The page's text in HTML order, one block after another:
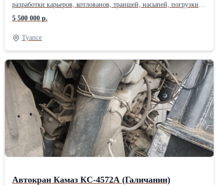
разработки карьеров, котлованов, траншей, насыпей, погрузки и
разгрузки сыпучих материалов. Также возможно использование
для разрыхлённых скальных пород, промёрзших грунтов и т.д.
Общий вес 43700-46500 кг. Двигатель Cummins QSM11-C. Тип-
дизельный. Число цилиндров 6. Рабочий объём двигателя 10800
см3. Мощность двигателя, кВт (л.с.) 266(357). Топливный бак
610 л. Глубина копания 6330-11560 мм. Высота выгрузки 7190-
10440 мм. Вместимость ковша 2.2 куб. Высота копания 10210-
13840 мм. Год выпуска 2011. Наработка около 7000 м.ч. Хор/раб/
сост. (Краснодарский край).
5 500 000 р.
Туапсе
Автокран Камаз КС-4572А (Галичанин)